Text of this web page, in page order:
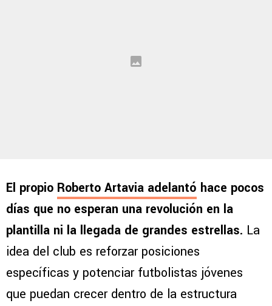
El propio Roberto Artavia adelantó hace pocos
días que no esperan una revolución en la
plantilla ni la llegada de grandes estrellas. La
idea del club es reforzar posiciones
específicas y potenciar futbolistas jóvenes
que puedan crecer dentro de la estructura